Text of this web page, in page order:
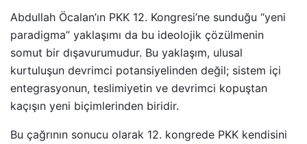
Abdullah Öcalan’ın PKK 12. Kongresi’ne sunduğu “yeni
paradigma” yaklaşımı da bu ideolojik çözülmenin
somut bir dışavurumudur. Bu yaklaşım, ulusal
kurtuluşun devrimci potansiyelinden değil; sistem içi
entegrasyonun, teslimiyetin ve devrimci kopuştan
kaçışın yeni biçimlerinden biridir.
Bu çağrının sonucu olarak 12. kongrede PKK kendisini